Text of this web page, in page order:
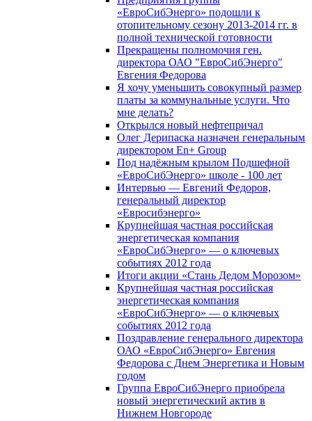
«ЕвроСибЭнерго» подошли к
отопительному сезону 2013-2014 гг. в
полной технической готовности
Прекращены полномочия ген.
директора ОАО "ЕвроСибЭнерго"
Евгения Федорова
Я хочу уменьшить совокупный размер
платы за коммунальные услуги. Что
мне делать?
Открылся новый нефтепричал
Олег Дерипаска назначен генеральным
директором En+ Group
Под надёжным крылом Подшефной
«ЕвроСибЭнерго» школе - 100 лет
Интервью — Евгений Федоров,
генеральный директор
«Евросибэнерго»
Крупнейшая частная российская
энергетическая компания
«ЕвроСибЭнерго» — о ключевых
событиях 2012 года
Итоги акции «Стань Дедом Морозом»
Крупнейшая частная российская
энергетическая компания
«ЕвроСибЭнерго» — о ключевых
событиях 2012 года
Поздравление генерального директора
ОАО «ЕвроСибЭнерго» Евгения
Федорова с Днем Энергетика и Новым
годом
Группа ЕвроСибЭнерго приобрела
новый энергетический актив в
Нижнем Новгороде